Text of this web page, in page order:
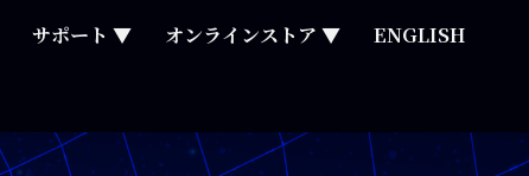
サポート ▼ オンラインストア ▼ ENGLISH